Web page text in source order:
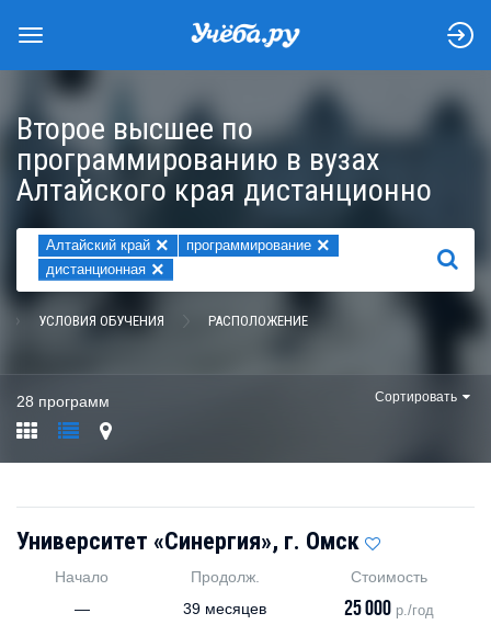
Второе высшее по
программированию в вузах
Алтайского края дистанционно
Алтайский край × программирование ×
дистанционная × НАЙТИ
УСЛОВИЯ ОБУЧЕНИЯ РАСПОЛОЖЕНИЕ
28 программ Сортировать
Университет «Синергия», г. Омск
Начало
—
Продолж.
39 месяцев
Стоимость
25 000р./год